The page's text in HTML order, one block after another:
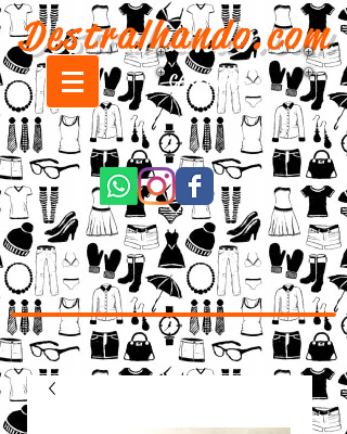
Destralhando.com
CARRINHO: